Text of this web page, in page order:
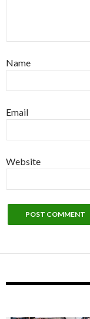
Name
Email
Website